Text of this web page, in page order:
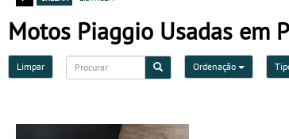
Motos Piaggio Usadas em
Limpar Ordenação